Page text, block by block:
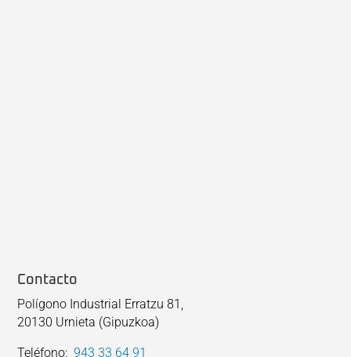
Contacto
Polígono Industrial Erratzu 81,
20130 Urnieta (Gipuzkoa)
Teléfono:943 33 64 91